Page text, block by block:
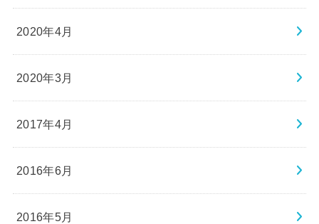
2020年4月
2020年3月
2017年4月
2016年6月
2016年5月